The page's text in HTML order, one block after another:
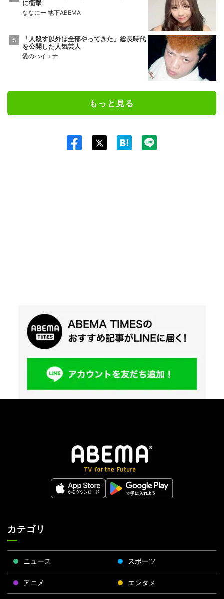
に衝撃
ななにー 地下ABEMA
「人殺す以外は全部やってきた」総長時代
を公開した人気芸人
愛のハイエナ
もっと見る
カテゴリ
ニュース スポーツ
アニメ エンタメ